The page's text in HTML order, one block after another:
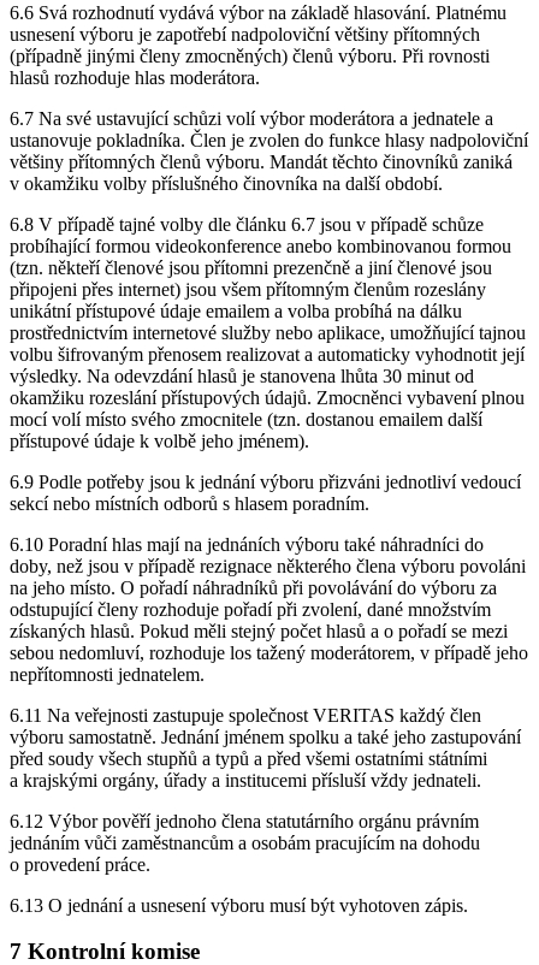
6.6 Svá rozhodnutí vydává výbor na základě hlasování. Platnému
usnesení výboru je zapotřebí nadpoloviční většiny přítomných
(případně jinými členy zmocněných) členů výboru. Při rovnosti
hlasů rozhoduje hlas moderátora.
6.7 Na své ustavující schůzi volí výbor moderátora a jednatele a
ustanovuje pokladníka. Člen je zvolen do funkce hlasy nadpoloviční
většiny přítomných členů výboru. Mandát těchto činovníků zaniká
v okamžiku volby příslušného činovníka na další období.
6.8 V případě tajné volby dle článku 6.7 jsou v případě schůze
probíhající formou videokonference anebo kombinovanou formou
(tzn. někteří členové jsou přítomni prezenčně a jiní členové jsou
připojeni přes internet) jsou všem přítomným členům rozeslány
unikátní přístupové údaje emailem a volba probíhá na dálku
prostřednictvím internetové služby nebo aplikace, umožňující tajnou
volbu šifrovaným přenosem realizovat a automaticky vyhodnotit její
výsledky. Na odevzdání hlasů je stanovena lhůta 30 minut od
okamžiku rozeslání přístupových údajů. Zmocněnci vybavení plnou
mocí volí místo svého zmocnitele (tzn. dostanou emailem další
přístupové údaje k volbě jeho jménem).
6.9 Podle potřeby jsou k jednání výboru přizváni jednotliví vedoucí
sekcí nebo místních odborů s hlasem poradním.
6.10 Poradní hlas mají na jednáních výboru také náhradníci do
doby, než jsou v případě rezignace některého člena výboru povoláni
na jeho místo. O pořadí náhradníků při povolávání do výboru za
odstupující členy rozhoduje pořadí při zvolení, dané množstvím
získaných hlasů. Pokud měli stejný počet hlasů a o pořadí se mezi
sebou nedomluví, rozhoduje los tažený moderátorem, v případě jeho
nepřítomnosti jednatelem.
6.11 Na veřejnosti zastupuje společnost VERITAS každý člen
výboru samostatně. Jednání jménem spolku a také jeho zastupování
před soudy všech stupňů a typů a před všemi ostatními státními
a krajskými orgány, úřady a institucemi přísluší vždy jednateli.
6.12 Výbor pověří jednoho člena statutárního orgánu právním
jednáním vůči zaměstnancům a osobám pracujícím na dohodu
o provedení práce.
6.13 O jednání a usnesení výboru musí být vyhotoven zápis.
7 Kontrolní komise